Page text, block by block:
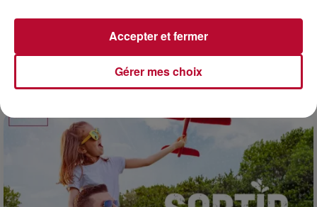
3 août 2026
SOIRÉE DJ PLAYAGérer mes choix
Accepter et fermer